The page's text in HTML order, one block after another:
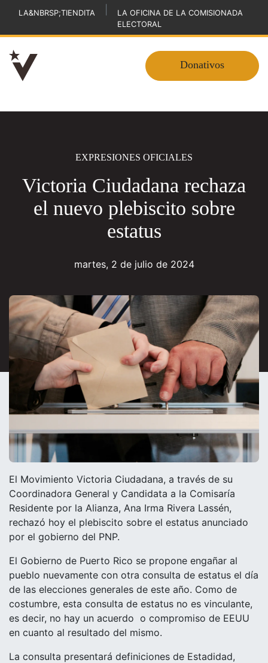
LA&NBRSP;TIENDITA
LA OFICINA DE LA COMISIONADA
ELECTORAL
Donativos
EXPRESIONES OFICIALES
Victoria Ciudadana rechaza
el nuevo plebiscito sobre
estatus
martes, 2 de julio de 2024
El Movimiento Victoria Ciudadana, a través de su
Coordinadora General y Candidata a la Comisaría
Residente por la Alianza, Ana Irma Rivera Lassén,
rechazó hoy el plebiscito sobre el estatus anunciado
por el gobierno del PNP.
El Gobierno de Puerto Rico se propone engañar al
pueblo nuevamente con otra consulta de estatus el día
de las elecciones generales de este año. Como de
costumbre, esta consulta de estatus no es vinculante,
es decir, no hay un acuerdo o compromiso de EEUU
en cuanto al resultado del mismo.
La consulta presentará definiciones de Estadidad,